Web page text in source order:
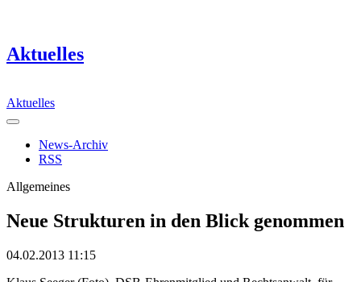
Aktuelles
Aktuelles
News-Archiv
RSS
Allgemeines
Neue Strukturen in den Blick genommen
04.02.2013 11:15